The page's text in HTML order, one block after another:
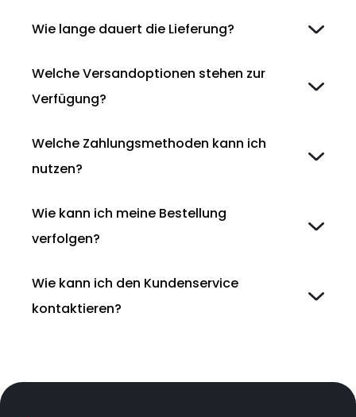
Wie lange dauert die Lieferung?
Welche Versandoptionen stehen zur
Verfügung?
Welche Zahlungsmethoden kann ich
nutzen?
Wie kann ich meine Bestellung
verfolgen?
Wie kann ich den Kundenservice
kontaktieren?